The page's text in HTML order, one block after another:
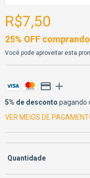
R$7,50
25% OFF
Você pode aproveitar esta
5% de desconto pagando
VER MEIOS DE
Quantidade